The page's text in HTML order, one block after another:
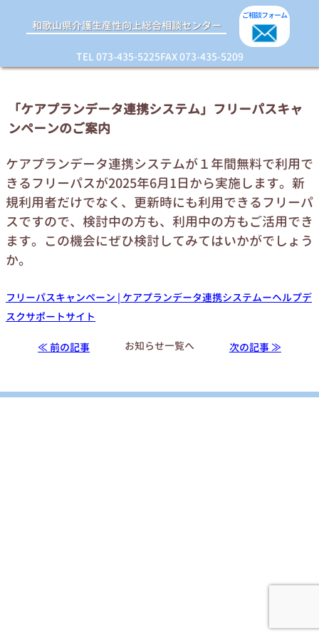
和歌山県介護生産性向上総合相談センター
ご相談フォーム
TEL 073-435-5225FAX 073-435-5209
「ケアプランデータ連携システム」フリーパスキャ
ンペーンのご案内
ケアプランデータ連携システムが１年間無料で利用で
きるフリーパスが2025年6月1日から実施します。新
規利用者だけでなく、更新時にも利用できるフリーパ
スですので、検討中の方も、利用中の方もご活用でき
ます。この機会にぜひ検討してみてはいかがでしょう
か。
フリーパスキャンペーン | ケアプランデータ連携システムーヘルプデ
スクサポートサイト
≪ 前の記事 お知らせ一覧へ 次の記事 ≫